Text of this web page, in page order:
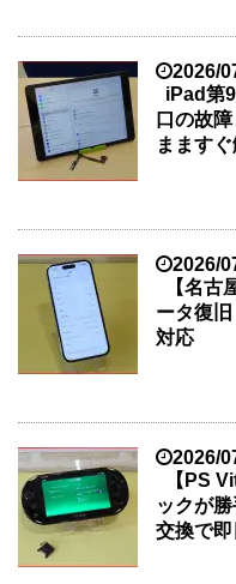
2026/
iPad第
口の故
まますぐ
2026/
【名
ータ復
対応
2026/
【PS
ックが
交換で即